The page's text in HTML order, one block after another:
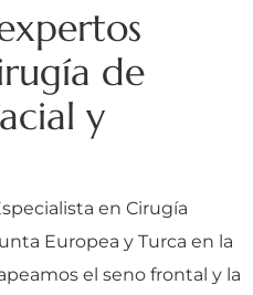
de
y
en Cirugía
Europea y Turca en la
el seno frontal y la